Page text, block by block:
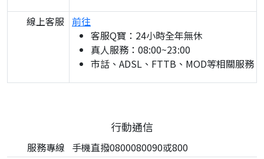
線上客服 前往
客服Q寶：24小時全年無休
真人服務：08:00~23:00
市話、ADSL、FTTB、MOD等相關服務
行動通信
服務專線 手機直撥0800080090或800